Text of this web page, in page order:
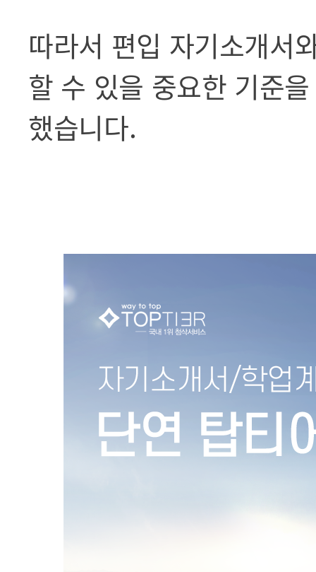
따라서 편입 자기소개서
할 수 있을 중요한 기준
했습니다.